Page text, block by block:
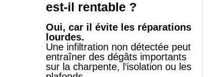
est‑il rentable ?
Oui, car il évite les réparations
lourdes.
Une infiltration non détectée peut
entraîner des dégâts importants
sur la charpente, l’isolation ou les